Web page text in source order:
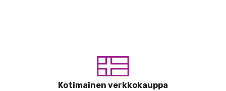
Kotimainen verkkokauppa